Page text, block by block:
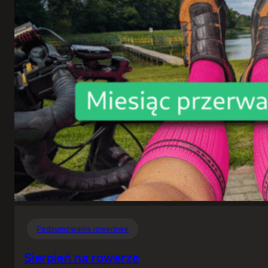
Podsumowania rowerowe
Sierpień na rowerze